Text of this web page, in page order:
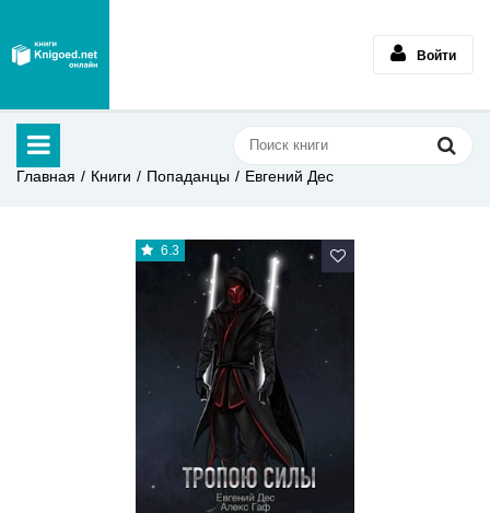
Войти
Главная Книги Попаданцы Евгений Дес
6.3